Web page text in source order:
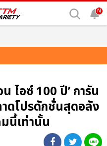
N
ไอซ์ 100 ปี’ การัน
ดโปรดักชั่นสุดอลัง
นี้เท่านั้น